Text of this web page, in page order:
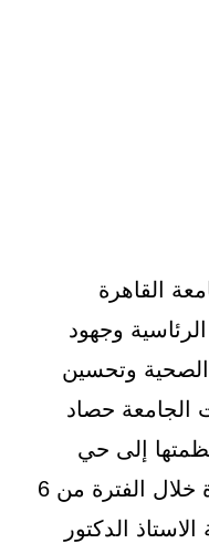
القاهرة
وجهود
الصحية وتحسين
الجامعة حصاد
نظمتها إلى حي
منشأة ناصر بمحافظة القاهرة خلال الفترة من 6
رعاية الاستاذ الدكتور